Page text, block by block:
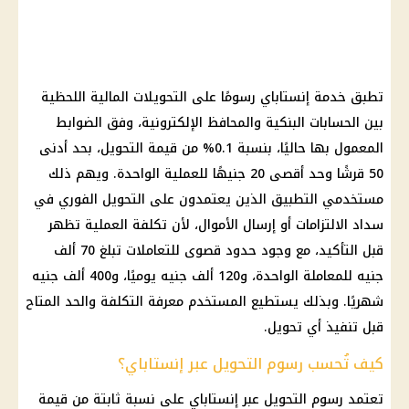
تطبق خدمة إنستاباي رسومًا على التحويلات المالية اللحظية
بين الحسابات البنكية والمحافظ الإلكترونية، وفق الضوابط
المعمول بها حاليًا، بنسبة 0.1% من قيمة التحويل، بحد أدنى
50 قرشًا وحد أقصى 20 جنيهًا للعملية الواحدة. ويهم ذلك
مستخدمي التطبيق الذين يعتمدون على التحويل الفوري في
سداد الالتزامات أو إرسال الأموال، لأن تكلفة العملية تظهر
قبل التأكيد، مع وجود حدود قصوى للتعاملات تبلغ 70 ألف
جنيه للمعاملة الواحدة، و120 ألف جنيه يوميًا، و400 ألف جنيه
شهريًا. وبذلك يستطيع المستخدم معرفة التكلفة والحد المتاح
قبل تنفيذ أي تحويل.
كيف تُحسب رسوم التحويل عبر إنستاباي؟
تعتمد رسوم التحويل عبرإنستاباي على نسبة ثابتة من قيمة